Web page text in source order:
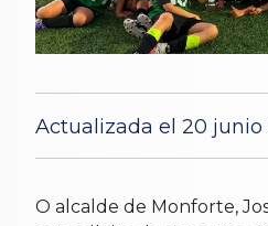
Actualizada el 20 junio
O alcalde de Monforte,